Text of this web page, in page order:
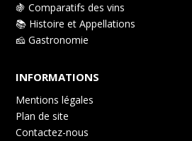
🍇 Comparatifs des vins
📚 Histoire et Appellations
🧀 Gastronomie
INFORMATIONS
Mentions légales
Plan de site
Contactez-nous